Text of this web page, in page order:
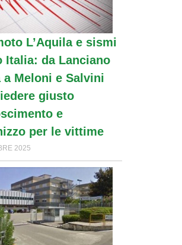
L’Aquila e sismi
Italia: da Lanciano
a Meloni e Salvini
giusto
e
per le vittime
2025